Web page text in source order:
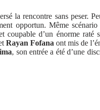
la rencontre sans peser.
opportun. Même
coupable d’un énorme
Rayan Fofana ont mis de
, son entrée a été d’une